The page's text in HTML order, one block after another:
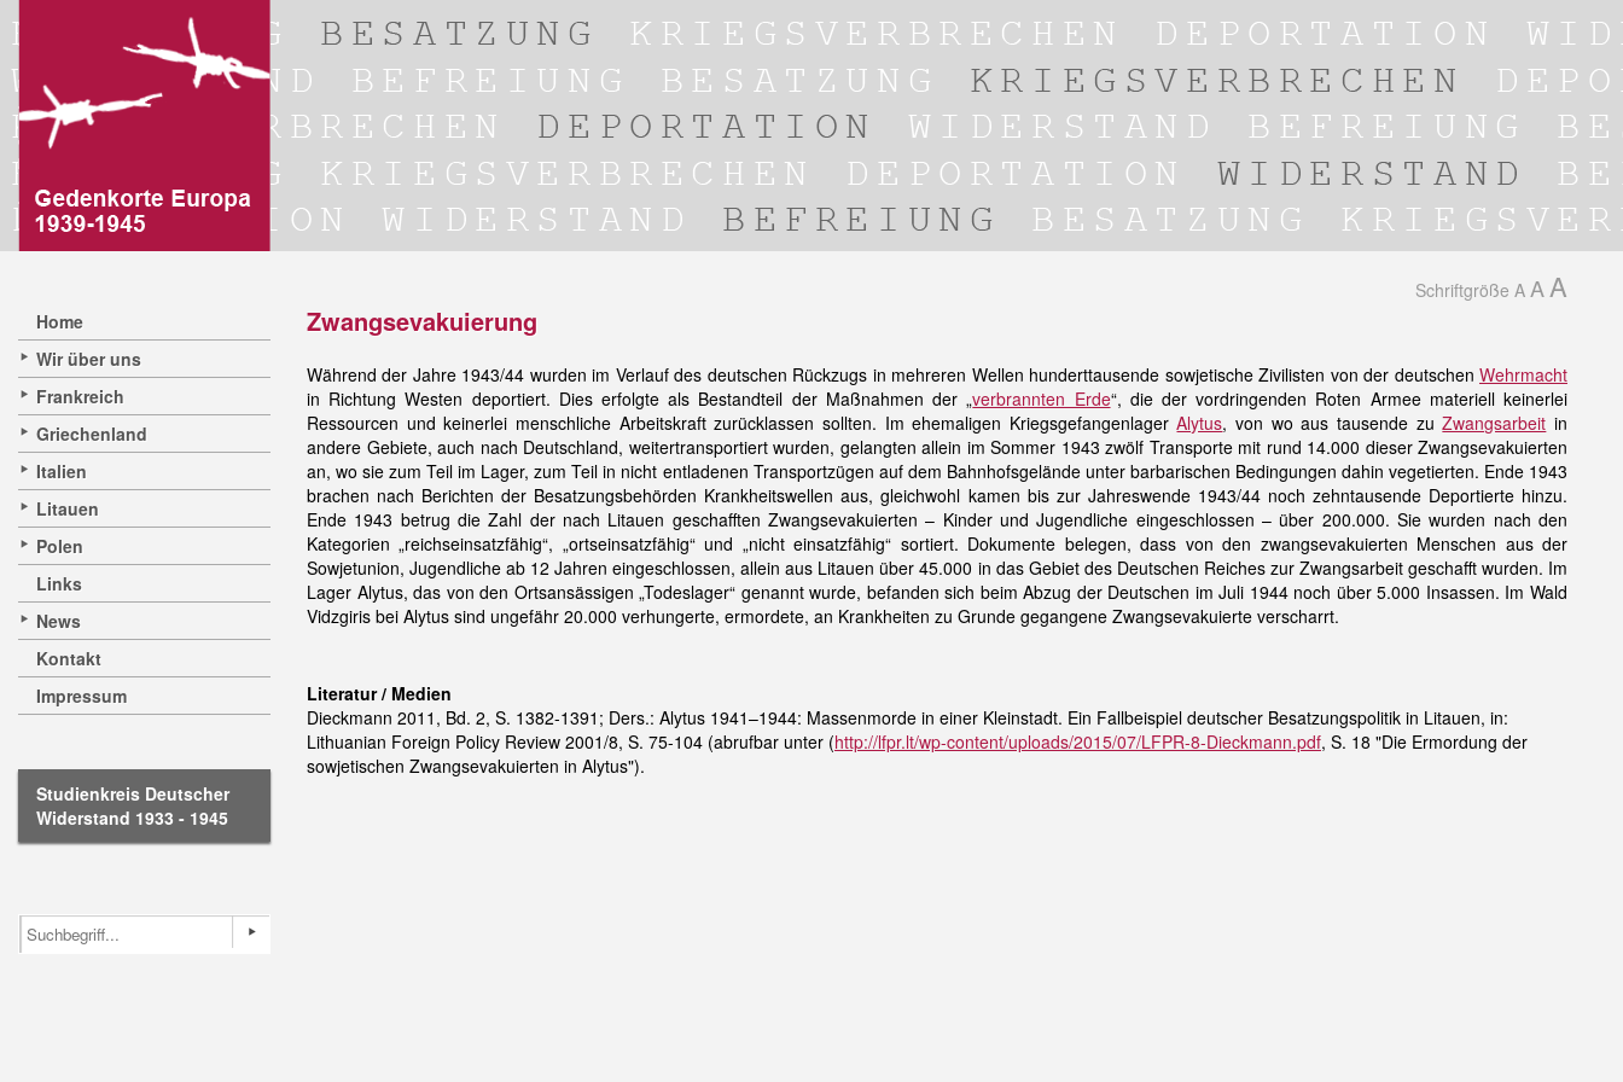
Home
Wir über uns
Frankreich
Griechenland
Italien
Litauen
Polen
Links
News
Kontakt
Impressum
Studienkreis Deutscher
Widerstand 1933 - 1945
Schriftgröße A A A
Zwangsevakuierung
Während der Jahre 1943/44 wurden im Verlauf des deutschen Rückzugs in mehreren Wellen hunderttausende sowjetische Zivilisten von der deutschen Wehrmacht
in Richtung Westen deportiert. Dies erfolgte als Bestandteil der Maßnahmen der „verbrannten Erde“, die der vordringenden Roten Armee materiell keinerlei
Ressourcen und keinerlei menschliche Arbeitskraft zurücklassen sollten. Im ehemaligen KriegsgefangenlagerAlytus, von wo aus tausende zuZwangsarbeit in
andere Gebiete, auch nach Deutschland, weitertransportiert wurden, gelangten allein im Sommer 1943 zwölf Transporte mit rund 14.000 dieser Zwangsevakuierten
an, wo sie zum Teil im Lager, zum Teil in nicht entladenen Transportzügen auf dem Bahnhofsgelände unter barbarischen Bedingungen dahin vegetierten. Ende 1943
brachen nach Berichten der Besatzungsbehörden Krankheitswellen aus, gleichwohl kamen bis zur Jahreswende 1943/44 noch zehntausende Deportierte hinzu.
Ende 1943 betrug die Zahl der nach Litauen geschafften Zwangsevakuierten – Kinder und Jugendliche eingeschlossen – über 200.000. Sie wurden nach den
Kategorien „reichseinsatzfähig“, „ortseinsatzfähig“ und „nicht einsatzfähig“ sortiert. Dokumente belegen, dass von den zwangsevakuierten Menschen aus der
Sowjetunion, Jugendliche ab 12 Jahren eingeschlossen, allein aus Litauen über 45.000 in das Gebiet des Deutschen Reiches zur Zwangsarbeit geschafft wurden. Im
Lager Alytus, das von den Ortsansässigen „Todeslager“ genannt wurde, befanden sich beim Abzug der Deutschen im Juli 1944 noch über 5.000 Insassen. Im Wald
Vidzgiris bei Alytus sind ungefähr 20.000 verhungerte, ermordete, an Krankheiten zu Grunde gegangene Zwangsevakuierte verscharrt.
Literatur / Medien
Dieckmann 2011, Bd. 2, S. 1382-1391; Ders.: Alytus 1941–1944: Massenmorde in einer Kleinstadt. Ein Fallbeispiel deutscher Besatzungspolitik in Litauen, in:
Lithuanian Foreign Policy Review 2001/8, S. 75-104 (abrufbar unter (http://lfpr.lt/wp-content/uploads/2015/07/LFPR-8-Dieckmann.pdf, S. 18 "Die Ermordung der
sowjetischen Zwangsevakuierten in Alytus").